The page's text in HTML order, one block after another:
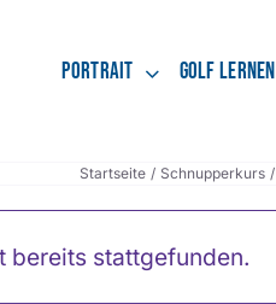
Portrait Golf lernen
Startseite Schnupperkurs
bereits stattgefunden.